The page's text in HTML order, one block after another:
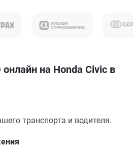
на Honda Civic в
транспорта и водителя.